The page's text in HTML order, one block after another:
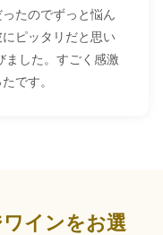
たのでずっと悩ん
ピッタリだと思い
ました。すごく感激
です。
インをお選